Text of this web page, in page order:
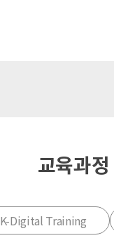
K-Digital Training